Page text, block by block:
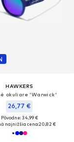
HAWKERS
okuliare 'Warwick'
26,77 €
Pôvodne: 34,99 €
najnižšia cena:20,82 €